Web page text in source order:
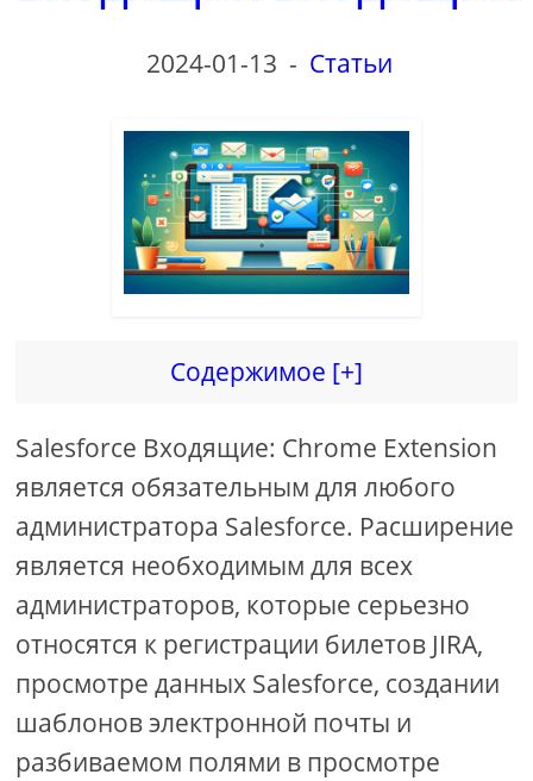
2024-01-13 - Статьи
Содержимое [+]
Salesforce Входящие: Chrome Extension
является обязательным для любого
администратора Salesforce. Расширение
является необходимым для всех
администраторов, которые серьезно
относятся к регистрации билетов JIRA,
просмотре данных Salesforce, создании
шаблонов электронной почты и
разбиваемом полями в просмотре